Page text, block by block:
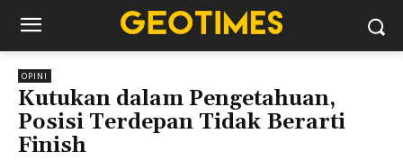
OPINI
Kutukan dalam Pengetahuan,
Posisi Terdepan Tidak Berarti
Finish